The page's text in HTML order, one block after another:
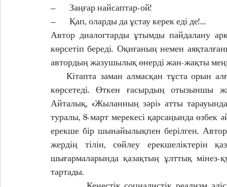
–       Заңғар найсаптар-ой!
–       Қап, оларды да ұстау керек еді де!...
Автор диалогтарды ұтымды пайдалану
көрсетіп береді. Оқиғаның немен
автордың жазушылық өнерді жан-жақты
    Кітапта заман алмасқан тұста орын алған өзгерістер, этнографиялық картиналар да бой
көрсетеді. Өткен ғасырдың отызыншы
Айталық, «Жыланның зәрі» атты
туралы, 8-март мерекесі қарсаңында өзбек
ерекше бір шынайылықпен берілген.
жердің тілін, сөйлеу ерекшеліктерін
шығармаларында қазақтың ұлттық
тартады.